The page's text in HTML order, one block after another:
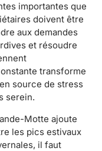
importantes que
doivent être
aux demandes
et résoudre
transforme
source de stress
serein.
Motte ajoute
les pics estivaux
il faut